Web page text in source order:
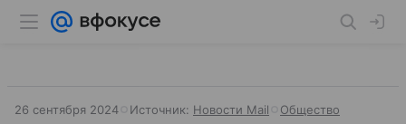
26 сентября 2024 Источник: Новости Mail Общество